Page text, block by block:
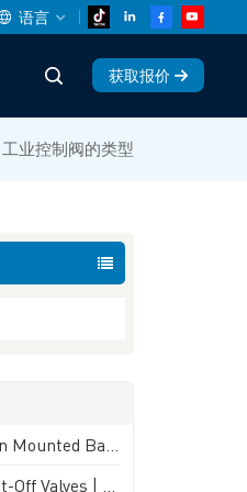
语言
获取报价
工业控制阀的类型
to Choose - GEKO Valve
Isolation Valve - GEKO Valve